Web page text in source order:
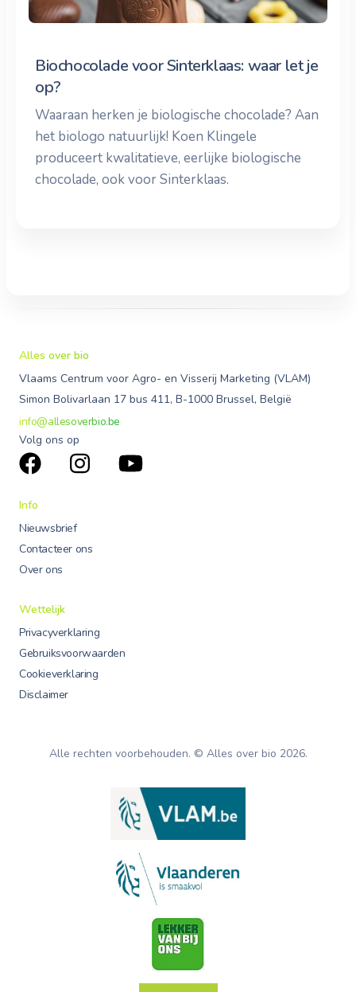
Biochocolade voor Sinterklaas: waar let je
op?
Waaraan herken je biologische chocolade? Aan
het biologo natuurlijk! Koen Klingele
produceert kwalitatieve, eerlijke biologische
chocolade, ook voor Sinterklaas.
Alles over bio
Vlaams Centrum voor Agro- en Visserij Marketing (VLAM)
Simon Bolivarlaan 17 bus 411, B-1000 Brussel, België
info@allesoverbio.be
Volg ons op
Info
Nieuwsbrief
Contacteer ons
Over ons
Wettelijk
Privacyverklaring
Gebruiksvoorwaarden
Cookieverklaring
Disclaimer
Alle rechten voorbehouden. © Alles over bio 2026.